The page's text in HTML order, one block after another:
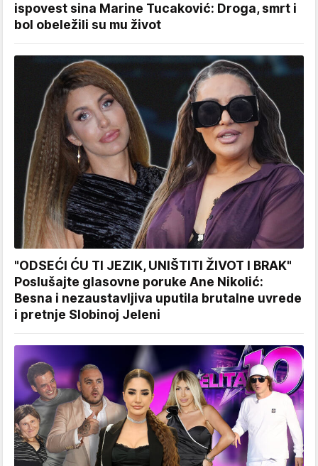
ispovest sina Marine Tucaković: Droga, smrt i
bol obeležili su mu život
"ODSEĆI ĆU TI JEZIK, UNIŠTITI ŽIVOT I BRAK"
Poslušajte glasovne poruke Ane Nikolić:
Besna i nezaustavljiva uputila brutalne uvrede
i pretnje Slobinoj Jeleni